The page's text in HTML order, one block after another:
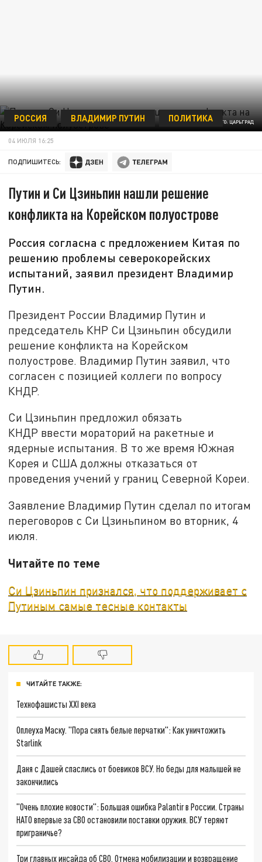
ФОТО: ЦАРЬГРАД
РОССИЯ ВЛАДИМИР ПУТИН ПОЛИТИКА
04 ИЮЛЯ 16:25
ПОДПИШИТЕСЬ:
Путин и Си Цзиньпин нашли решение
конфликта на Корейском полуострове
Россия согласна с предложением Китая по
решению проблемы северокорейских
испытаний, заявил президент Владимир
Путин.
Президент России Владимир Путин и
председатель КНР Си Цзиньпин обсудили
решение конфликта на Корейском
полуострове. Владимир Путин заявил, что
согласен с позицией коллеги по вопросу
КНДР.
Си Цзиньпин предложил обязать
КНДР ввести мораторий на ракетные и
ядерные испытания. В то же время Южная
Корея и США должны отказаться от
проведения учений у границ Северной Кореи.
Заявление Владимир Путин сделал по итогам
переговоров с Си Цзиньпином во вторник, 4
июля.
Читайте по теме
Си Цзиньпин признался, что поддерживает с
Путиным самые тесные контакты
ЧИТАЙТЕ ТАКЖЕ:
Технофашисты XXI века
Оплеуха Маску. "Пора снять белые перчатки": Как уничтожить
Starlink
Даня с Дашей спаслись от боевиков ВСУ. Но беды для малышей не
закончились
"Очень плохие новости": Большая ошибка Palantir в России. Страны
НАТО впервые за СВО остановили поставки оружия. ВСУ теряют
приграничье?
Три главных инсайда об СВО. Отмена мобилизации и возвращение